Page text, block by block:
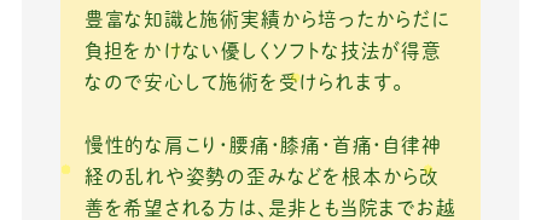
豊富な知識と施術実績から培ったからだに
負担をかけない優しくソフトな技法が得意
なので安心して施術を受けられます。
慢性的な肩こり・腰痛・膝痛・首痛・自律神
経の乱れや姿勢の歪みなどを根本から改
善を希望される方は、是非とも当院までお越